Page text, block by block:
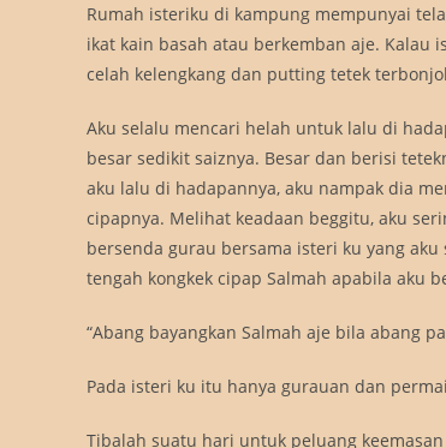
Rumah isteriku di kampung mempunyai
ikat kain basah atau berkemban aje. Kalau
celah kelengkang dan putting tetek
Aku selalu mencari helah untuk lalu di
besar sedikit saiznya. Besar dan berisi
aku lalu di hadapannya, aku nampak dia
cipapnya. Melihat keadaan beggitu, aku
bersenda gurau bersama isteri ku yang
tengah kongkek cipap Salmah apabila aku
“Abang bayangkan Salmah aje bila abang
Pada isteri ku itu hanya gurauan dan
Tibalah suatu hari untuk peluang